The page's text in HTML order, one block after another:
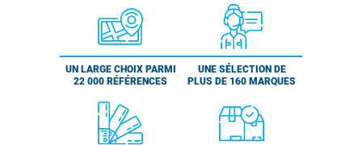
UN LARGE CHOIX PARMI
22 000 RÉFÉRENCES
UNE SÉLECTION DE
PLUS DE 160 MARQUES